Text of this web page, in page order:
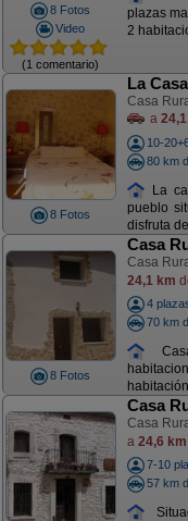
8 Fotos
Video
(1 comentario)
plazas
2
8 Fotos
La
Casa
a
10-
80 km
La
pueblo
disfruta
8 Fotos
Casa
Casa
24,1 km
4
70 km
Casa
Casa
a 24,6 km
7-10
57 km